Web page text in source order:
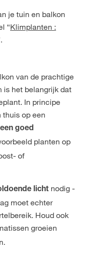
je tuin en balkon
“Klimplanten :
van de prachtige
is het belangrijk dat
In principe
op een
goed
planten op
of
licht nodig -
moet echter
Houd ook
groeien